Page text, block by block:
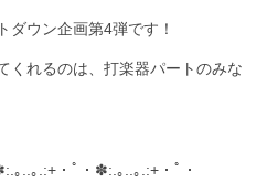
ダウン企画第4弾です！
くれるのは、打楽器パートのみな
｡..｡.:+・ﾟ・✽:.｡..｡.:+・ﾟ・